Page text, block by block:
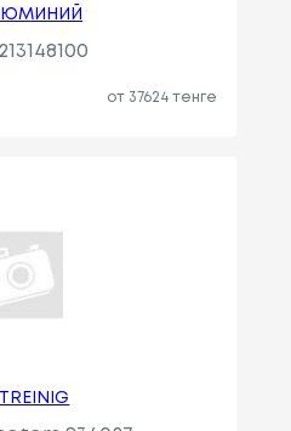
от 37624 тенге